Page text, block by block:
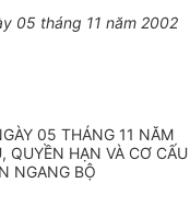
05 tháng 11 năm 2002
05 THÁNG 11 NĂM
HẠN VÀ CƠ CẤU
NGANG BỘ